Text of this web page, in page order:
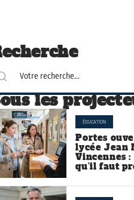
les
ÉDUCATION
Portes
lycée Jean
Vincennes
qu’il faut